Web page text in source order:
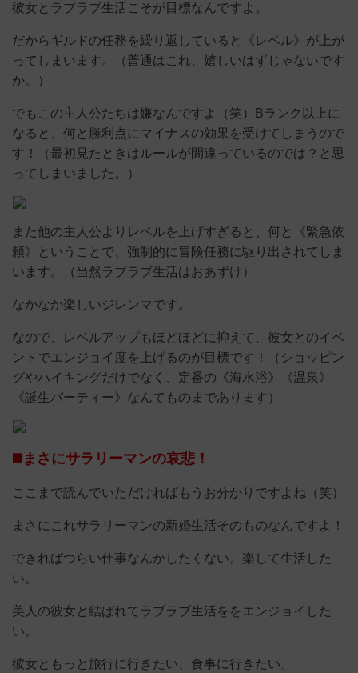
彼女とラブラブ生活こそが目標なんですよ。
だからギルドの任務を繰り返していると《レベル》が上が
ってしまいます。（普通はこれ、嬉しいはずじゃないです
か。）
でもこの主人公たちは嫌なんですよ（笑）Bランク以上に
なると、何と勝利点にマイナスの効果を受けてしまうので
す！（最初見たときはルールが間違っているのでは？と思
ってしまいました。）
また他の主人公よりレベルを上げすぎると、何と《緊急依
頼》ということで、強制的に冒険任務に駆り出されてしま
います。（当然ラブラブ生活はおあずけ）
なかなか楽しいジレンマです。
なので、レベルアップもほどほどに抑えて、彼女とのイベ
ントでエンジョイ度を上げるのが目標です！（ショッピン
グやハイキングだけでなく、定番の《海水浴》《温泉》
《誕生パーティー》なんてものまであります）
◼️まさにサラリーマンの哀悲！
ここまで読んでいただければもうお分かりですよね（笑）
まさにこれサラリーマンの新婚生活そのものなんですよ！
できればつらい仕事なんかしたくない。楽して生活した
い。
美人の彼女と結ばれてラブラブ生活ををエンジョイした
い。
彼女ともっと旅行に行きたい、食事に行きたい。